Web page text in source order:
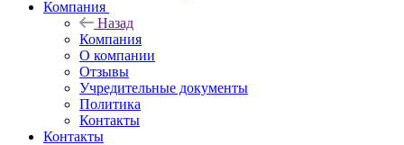
Компания
Назад
Компания
О компании
Отзывы
Учредительные документы
Политика
Контакты
Контакты